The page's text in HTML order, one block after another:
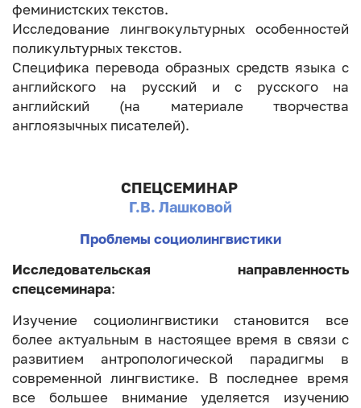
феминистских текстов.
Исследование лингвокультурных особенностей
поликультурных текстов.
Специфика перевода образных средств языка с
английского на русский и с русского на
английский (на материале творчества
англоязычных писателей).
СПЕЦСЕМИНАР
Г.В. Лашковой
Проблемы социолингвистики
Исследовательская направленность
спецсеминара:
Изучение социолингвистики становится все
более актуальным в настоящее время в связи с
развитием антропологической парадигмы в
современной лингвистике. В последнее время
все большее внимание уделяется изучению